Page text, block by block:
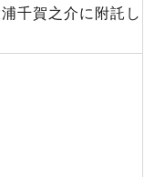
千賀之介に附託し